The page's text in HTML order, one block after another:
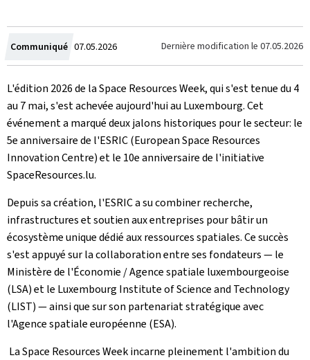
Communiqué Crée
le
07.05.2026 Dernière modification le 07.05.2026
L'édition 2026 de la Space Resources Week, qui s'est tenue du 4
au 7 mai, s'est achevée aujourd'hui au Luxembourg. Cet
événement a marqué deux jalons historiques pour le secteur: le
5e anniversaire de l'ESRIC (European Space Resources
Innovation Centre) et le 10e anniversaire de l'initiative
SpaceResources.lu.
Depuis sa création, l'ESRIC a su combiner recherche,
infrastructures et soutien aux entreprises pour bâtir un
écosystème unique dédié aux ressources spatiales. Ce succès
s'est appuyé sur la collaboration entre ses fondateurs — le
Ministère de l'Économie / Agence spatiale luxembourgeoise
(LSA) et le Luxembourg Institute of Science and Technology
(LIST) — ainsi que sur son partenariat stratégique avec
l'Agence spatiale européenne (ESA).
La Space Resources Week incarne pleinement l'ambition du